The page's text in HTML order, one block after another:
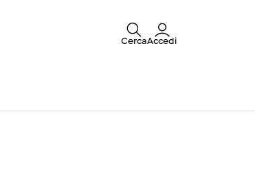
CercaAccedi